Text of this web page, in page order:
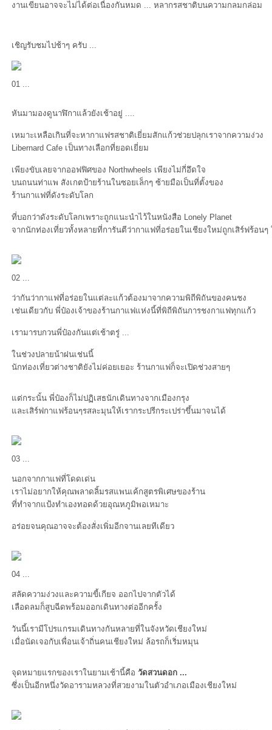
งานเขียนอาจจะไม่ได้ต่อเนื่องกันหมด ... หลากรสชาติบนความกลมกล่อม
เชิญรับชมไปช้าๆ ครับ ...
01 ...
หันมามองดูนาฬิกาแล้วยังเช้าอยู่ ....
เหมาะเหลือเกินที่จะหากาแฟรสชาติเยี่ยมสักแก้วช่วยปลุกเราจากความง่วง
Libernard Cafe เป็นทางเลือกที่ยอดเยี่ยม
เพียงขับเลยจากออฟฟิศของ Northwheels เพียงไม่กี่อึดใจ
บนถนนท่าแพ สังเกตป้ายร้านในซอยเล็กๆ ซ้ายมือเป็นที่ตั้งของ
ร้านกาแฟที่ดังระดับโลก
ที่บอกว่าดังระดับโลกเพราะถูกแนะนำไว้ในหนังสือ Lonely Planet
จากนักท่องเที่ยวทั้งหลายที่การันตีว่ากาแฟที่อร่อยในเชียงใหม่ถูกเสิร์ฟร้อนๆ
02 ...
ว่ากันว่ากาแฟที่อร่อยในแต่ละแก้วต้องมาจากความพิถีพิถันของคนชง
เช่นเดียวกับ พี่ป๋องเจ้าของร้านกาแฟแห่งนี้ที่พิถีพิถันการชงกาแฟทุกแก้ว
เรามารบกวนพี่ป๋องกันแต่เช้าตรู่ ...
นช่วงปลายน้าฝนเช่นนี้
นักท่องเที่ยวต่างชาติยังไม่ค่อยเยอะ ร้านกาแฟก็จะเปิดช่วงสายๆ
ต่กระนั้น พี่ป๋องก็ไม่ปฏิเสธนักเดินทางจากเมืองกรุง
ละเสิร์ฟกาแฟร้อนๆรสละมุนให้เรากระปรีกระเปร่าขึ้นมาจนได้
03 ...
นอกจากกาแฟที่โดดเด่น
เราไม่อยากให้คุณพลาดลิ้มรสแพนเค้กสูตรพิเศษของร้าน
ที่ทำจากแป้งทำเองทอดด้วยอุณหภูมิพอเหมาะ
อร่อยจนคุณอาจจะต้องสั่งเพิ่มอีกจานเลยทีเดียว
04 ...
สลัดความง่วงและความขี้เกียจ ออกไปจากตัวได้
เลือดลมก็สูบฉีดพร้อมออกเดินทางต่ออีกครั้ง
วันนี้เรามีโปรแกรมเดินทางกันหลายที่ในจังหวัดเชียงใหม่
เมื่อนัดเจอกับเพื่อนเจ้าถิ่นคนเชียงใหม่ ล้อรถก็เริ่มหมุน
จุดหมายแรกของเราในยามเช้านี้คือ วัดสวนดอก ...
ซึ่งเป็นอีกหนึ่งวัดอารามหลวงที่สวยงามในตัวอำเภอเมืองเชียงใหม่